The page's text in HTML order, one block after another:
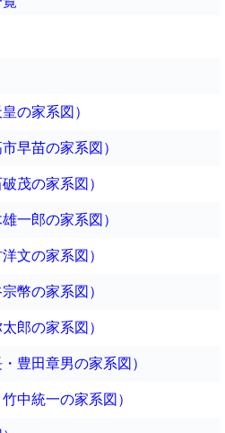
の家系図）
早苗の家系図）
茂の家系図）
一郎の家系図）
文の家系図）
幣の家系図）
郎の家系図）
豊田章男の家系図）
中統一の家系図）